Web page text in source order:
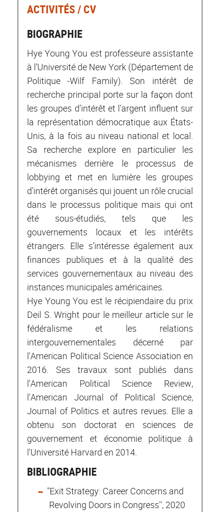
ACTIVITÉS / CV
BIOGRAPHIE
Hye Young You est professeure assistante
à l’Université de New York (Département de
Politique -Wilf Family). Son intérêt de
recherche principal porte sur la façon dont
les groupes d’intérêt et l'argent influent sur
la représentation démocratique aux États-
Unis, à la fois au niveau national et local.
Sa recherche explore en particulier les
mécanismes derrière le processus de
lobbying et met en lumière les groupes
d'intérêt organisés qui jouent un rôle crucial
dans le processus politique mais qui ont
été sous-étudiés, tels que les
gouvernements locaux et les intérêts
étrangers. Elle s’intéresse également aux
finances publiques et à la qualité des
services gouvernementaux au niveau des
instances municipales américaines.
Hye Young You est le récipiendaire du prix
Deil S. Wright pour le meilleur article sur le
fédéralisme et les relations
intergouvernementales décerné par
l'American Political Science Association en
2016. Ses travaux sont publiés dans
l'American Political Science Review,
l'American Journal of Political Science,
Journal of Politics et autres revues. Elle a
obtenu son doctorat en sciences de
gouvernement et économie politique à
l'Université Harvard en 2014.
BIBLIOGRAPHIE
"Exit Strategy: Career Concerns and
Revolving Doors in Congress'', 2020